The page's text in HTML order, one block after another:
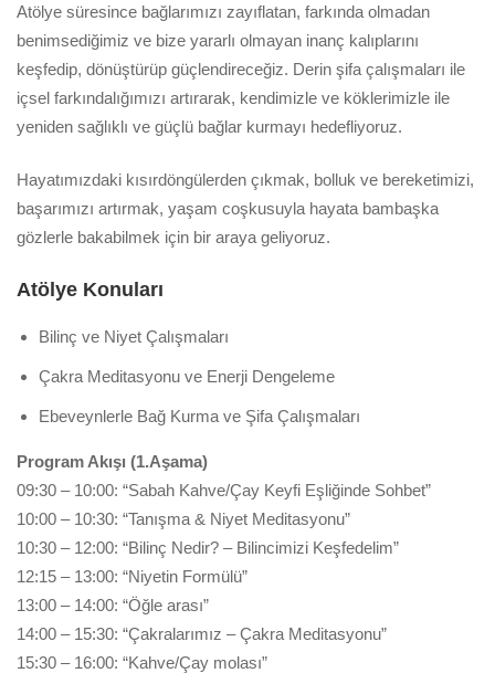
Atölye süresince bağlarımızı zayıflatan, farkında olmadan
benimsediğimiz ve bize yararlı olmayan inanç kalıplarını
keşfedip, dönüştürüp güçlendireceğiz. Derin şifa çalışmaları ile
içsel farkındalığımızı artırarak, kendimizle ve köklerimizle ile
yeniden sağlıklı ve güçlü bağlar kurmayı hedefliyoruz.
Hayatımızdaki kısırdöngülerden çıkmak, bolluk ve bereketimizi,
başarımızı artırmak, yaşam coşkusuyla hayata bambaşka
gözlerle bakabilmek için bir araya geliyoruz.
Atölye Konuları
Bilinç ve Niyet Çalışmaları
Çakra Meditasyonu ve Enerji Dengeleme
Ebeveynlerle Bağ Kurma ve Şifa Çalışmaları
Program Akışı (1.Aşama)
09:30 – 10:00: “Sabah Kahve/Çay Keyfi Eşliğinde Sohbet”
10:00 – 10:30: “Tanışma & Niyet Meditasyonu”
10:30 – 12:00: “Bilinç Nedir? – Bilincimizi Keşfedelim”
12:15 – 13:00: “Niyetin Formülü”
13:00 – 14:00: “Öğle arası”
14:00 – 15:30: “Çakralarımız – Çakra Meditasyonu”
15:30 – 16:00: “Kahve/Çay molası”